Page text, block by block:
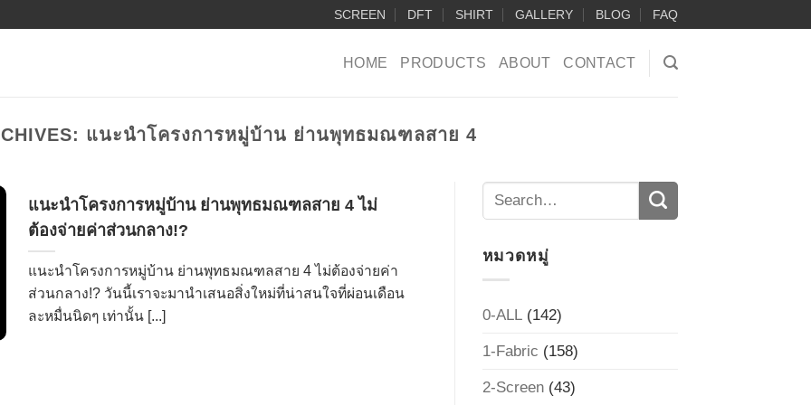
SCREEN DFT SHIRT GALLERY BLOG FAQ
HOME PRODUCTS ABOUT CONTACT
แนะนำโครงการหมู่บ้าน ย่านพุทธมณฑลสาย 4
แนะนำโครงการหมู่บ้าน ย่านพุทธมณฑลสาย 4 ไม่
ต้องจ่ายค่าส่วนกลาง!?
แนะนำโครงการหมู่บ้าน ย่านพุทธมณฑลสาย 4 ไม่ต้องจ่ายค่า
ส่วนกลาง!? วันนี้เราจะมานำเสนอสิ่งใหม่ที่น่าสนใจที่ผ่อนเดือน
ละหมื่นนิดๆ เท่านั้น [...]
หมวดหมู่
0-ALL(142)
1-Fabric (158)
2-Screen(43)